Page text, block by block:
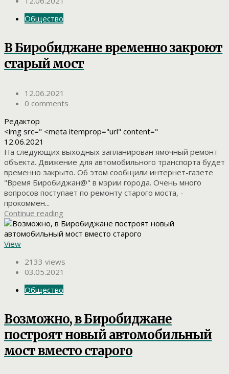
Общество
В Биробиджане временно закроют
старый мост
12.06.2021
0 comments
Редактор
<img src=" <meta itemprop="url" content="
12.06.2021
На следующих выходных запланирован ямочный ремонт
объекта. Движение для автомобильного транспорта будет
временно закрыто. Об этом сообщили интернет-газете
"Время Биробиджан@" в мэрии города. Очень много
вопросов поступает по ремонту старого моста, -
прокоммен...
Continue reading
View
2133 views
03.05.2021
Общество
Возможно, в Биробиджане
построят новый автомобильный
мост вместо старого